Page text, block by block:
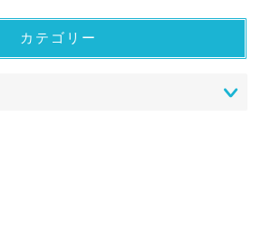
カテゴリー